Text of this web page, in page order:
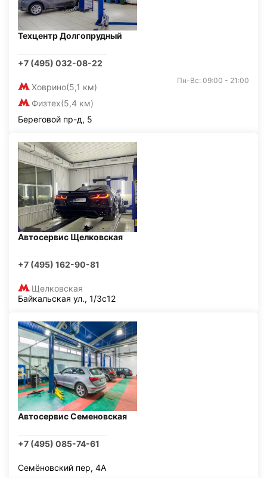
Техцентр Долгопрудный
+7 (495) 032-08-22
Ховрино(5,1 км)
Физтех(5,4 км)
Пн-Вс: 09:00 - 21:00
Береговой пр-д, 5
Автосервис Щелковская
+7 (495) 162-90-81
Щелковская
Байкальская ул., 1/3с12
Автосервис Семеновская
+7 (495) 085-74-61
Семёновский пер, 4А